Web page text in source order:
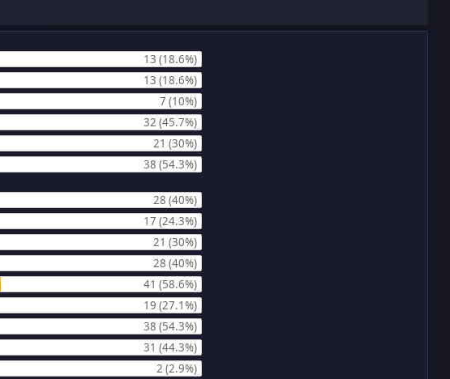
13 (18.6%)
13 (18.6%)
7 (10%)
32 (45.7%)
21 (30%)
38 (54.3%)
28 (40%)
17 (24.3%)
21 (30%)
28 (40%)
41 (58.6%)
19 (27.1%)
38 (54.3%)
31 (44.3%)
2 (2.9%)